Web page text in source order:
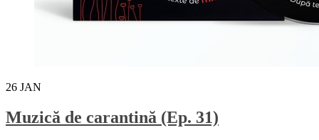
26 JAN
Muzică de carantină (Ep. 31)